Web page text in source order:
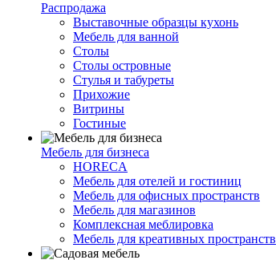
Распродажа
Выставочные образцы кухонь
Мебель для ванной
Столы
Столы островные
Стулья и табуреты
Прихожие
Витрины
Гостиные
Мебель для бизнеса
HORECA
Мебель для отелей и гостиниц
Мебель для офисных пространств
Мебель для магазинов
Комплексная меблировка
Мебель для креативных пространств